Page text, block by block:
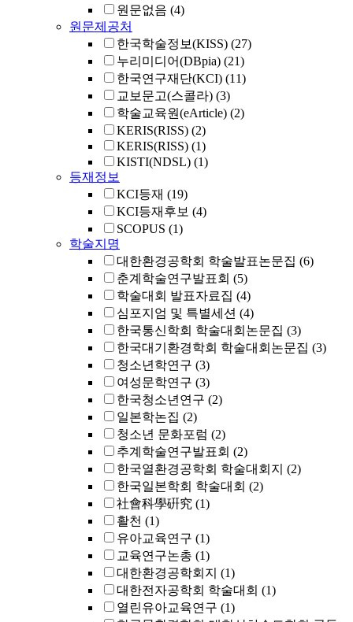
원문없음 (4)
원문제공처
한국학술정보(KISS) (27)
누리미디어(DBpia) (21)
한국연구재단(KCI) (11)
교보문고(스콜라) (3)
학술교육원(eArticle) (2)
KERIS(RISS) (2)
KERIS(RISS) (1)
KISTI(NDSL) (1)
등재정보
KCI등재 (19)
KCI등재후보 (4)
SCOPUS (1)
학술지명
대한환경공학회 학술발표논문집 (6)
춘계학술연구발표회 (5)
학술대회 발표자료집 (4)
심포지엄 및 특별세션 (4)
한국통신학회 학술대회논문집 (3)
한국대기환경학회 학술대회논문집 (3)
청소년학연구 (3)
여성문학연구 (3)
한국청소년연구 (2)
일본학논집 (2)
청소년 문화포럼 (2)
추계학술연구발표회 (2)
한국열환경공학회 학술대회지 (2)
한국일본학회 학술대회 (2)
社會科學硏究 (1)
활천 (1)
유아교육연구 (1)
교육연구논총 (1)
대한환경공학회지 (1)
대한전자공학회 학술대회 (1)
열린유아교육연구 (1)